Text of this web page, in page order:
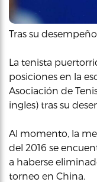
Tras su
La tenista
posiciones en la
Asociación de
ingles) tras su
Al momento, la
del 2016 se
a haberse
torneo en China.